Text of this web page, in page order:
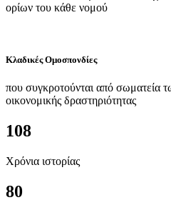
ορίων του κάθε νομού
Κλαδικές Ομοσπονδίες
που συγκροτούνται από σωματεία
οικονομικής δραστηριότητας
108
Χρόνια ιστορίας
80